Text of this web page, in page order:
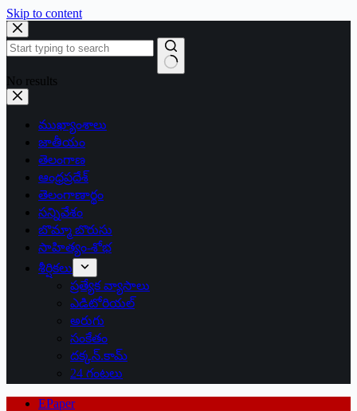
Skip to content
No results
ముఖ్యాంశాలు
జాతీయం
తెలంగాణ
ఆంధ్రప్రదేశ్
తెలంగాణార్థం
సన్నివేశం
బొమ్మా బొరుసు
సాహిత్యం-శోభ
శీర్షికలు
ప్రత్యేక వ్యాసాలు
ఎడిటోరియల్
అరుగు
సంకేతం
దక్కన్.కామ్
24 గంటలు
EPaper